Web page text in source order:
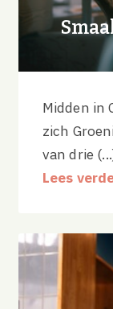
Midden in
zich
van drie
Lees